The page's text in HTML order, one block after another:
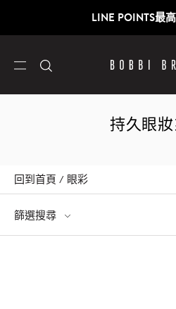
LINE POINTS最
持久眼妝
回到首頁 眼彩
篩選搜尋